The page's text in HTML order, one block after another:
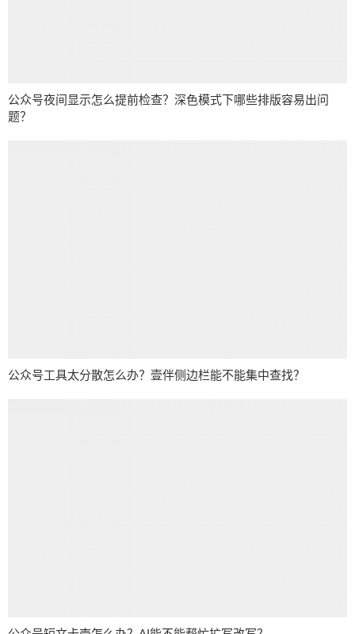
公众号夜间显示怎么提前检查？深色模式下哪些排版容易出问
题？
公众号工具太分散怎么办？壹伴侧边栏能不能集中查找？